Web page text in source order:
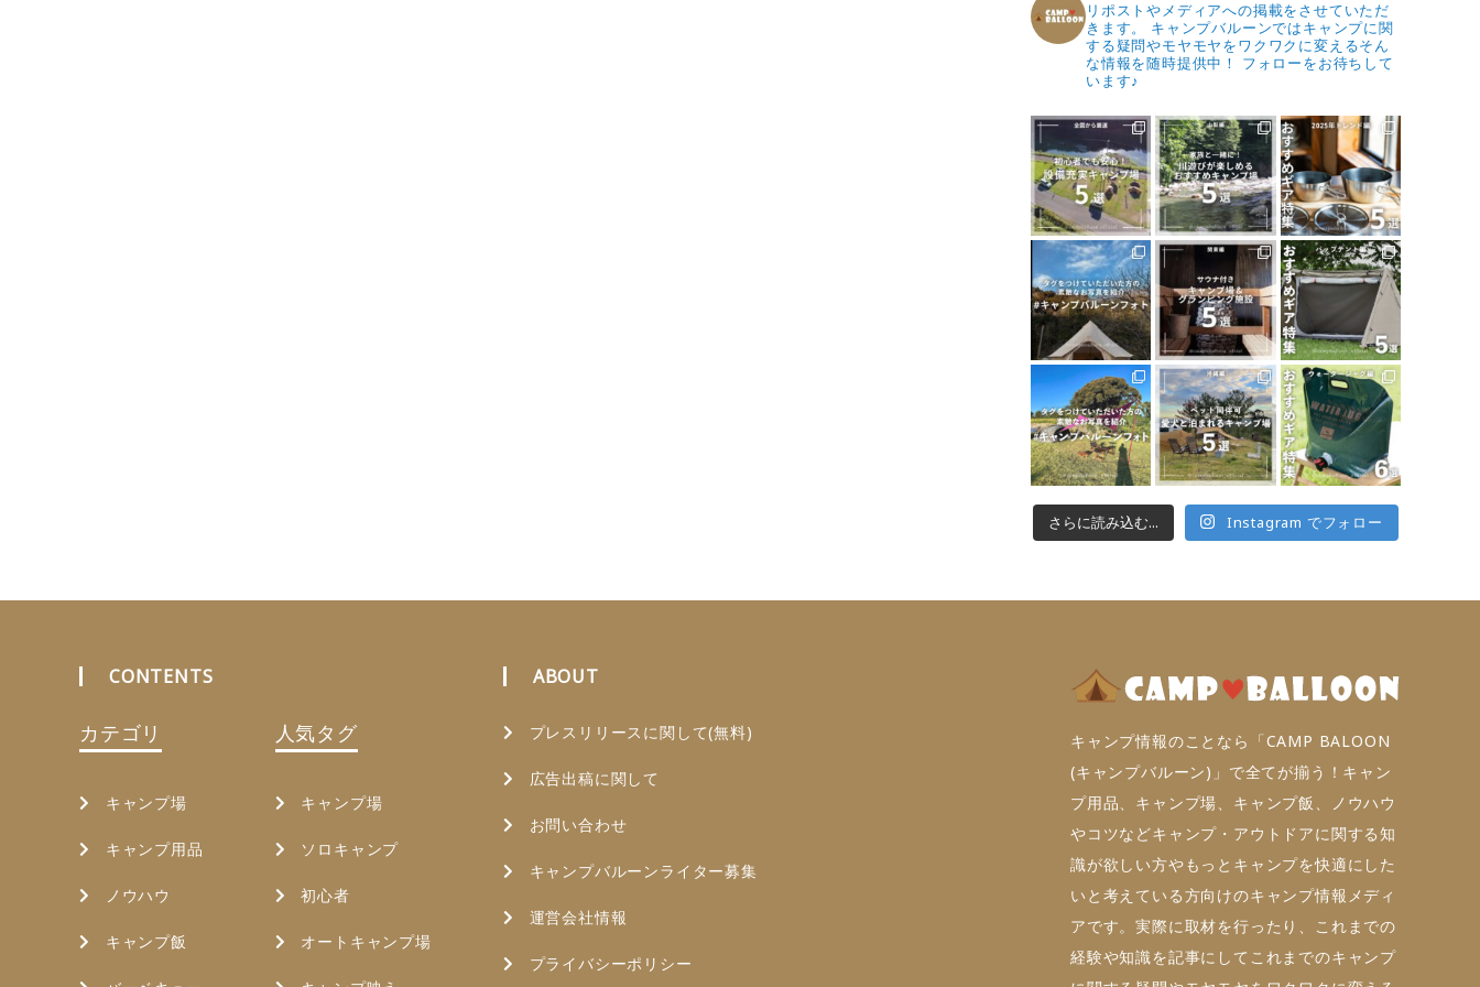
リポストやメディアへの掲載をさせていただ
きます。
キャンプバルーンではキャンプに関
する疑問やモヤモヤをワクワクに変えるそん
な情報を随時提供中！
フォローをお待ちして
います♪
さらに読み込む... Instagram でフォロー
CONTENTS
カテゴリ
キャンプ場
キャンプ用品
ノウハウ
キャンプ飯
人気タグ
キャンプ場
ソロキャンプ
初心者
オートキャンプ場
ABOUT
プレスリリースに関して(無料)
広告出稿に関して
お問い合わせ
キャンプバルーンライター募集
運営会社情報
プライバシーポリシー
キャンプ情報のことなら「CAMP BALOON
(キャンプバルーン)」で全てが揃う！キャン
プ用品、キャンプ場、キャンプ飯、ノウハウ
やコツなどキャンプ・アウトドアに関する知
識が欲しい方やもっとキャンプを快適にした
いと考えている方向けのキャンプ情報メディ
アです。実際に取材を行ったり、これまでの
経験や知識を記事にしてこれまでのキャンプ